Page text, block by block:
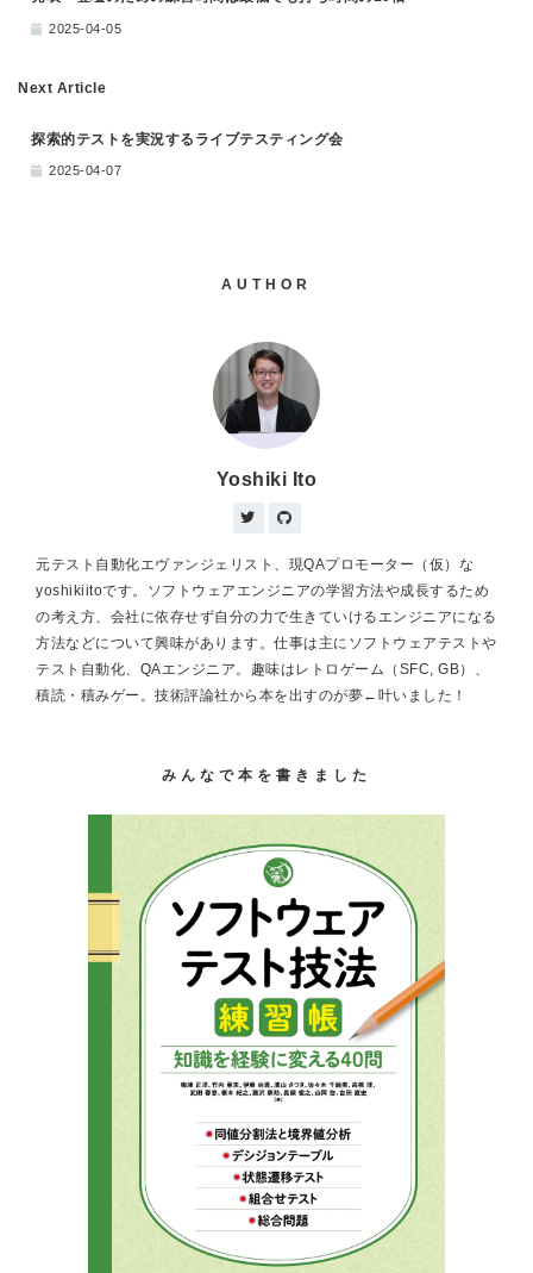
2025-04-05
Next Article
探索的テストを実況するライブテスティング会
2025-04-07
AUTHOR
Yoshiki Ito
元テスト自動化エヴァンジェリスト、現QAプロモーター（仮）な
yoshikiitoです。ソフトウェアエンジニアの学習方法や成長するため
の考え方、会社に依存せず自分の力で生きていけるエンジニアになる
方法などについて興味があります。仕事は主にソフトウェアテストや
テスト自動化、QAエンジニア。趣味はレトロゲーム（SFC, GB）、
積読・積みゲー。技術評論社から本を出すのが夢←叶いました！
みんなで本を書きました